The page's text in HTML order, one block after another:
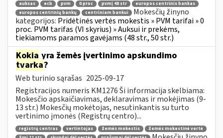
auksas ecb pvm 0 proc pvmį 48 str
europos centrinis bankas
europos centrinių bankų
centriniam bankui
Mokesčių žinyno
kategorijos: Pridėtinės vertės mokestis » PVM tarifai » 0
proc. PVM tarifas (VI skyrius) » Auksui ir prekėms,
tiekiamoms paramos gavėjams (48 str., 50 str.)
Kokia yra žemės įvertinimo apskundimo
tvarka?
Web turinio sąrašas 2025-09-17
Registracijos numeris KM1276 Ši informacija skelbiama:
Mokesčio apskaičiavimas, deklaravimas ir mokėjimas (9-
13 str.) Mokesčių mokėtojas, nesutinkantis su turto
vertinimo įmonės (Registrų centro)...
registrų centras vertintojas žemės mokestis
žemės mokestinė vertė